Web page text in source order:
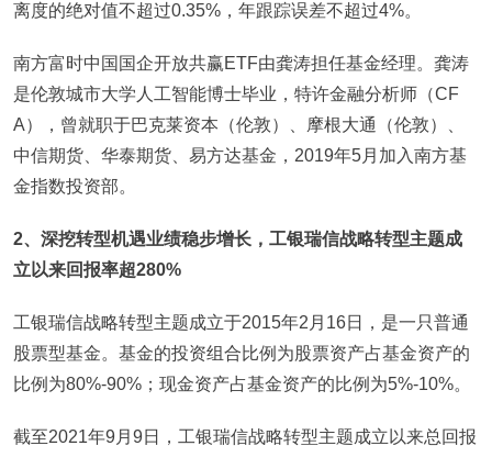
离度的绝对值不超过0.35%，年跟踪误差不超过4%。
南方富时中国国企开放共赢ETF由龚涛担任基金经理。龚涛
是伦敦城市大学人工智能博士毕业，特许金融分析师（CF
A），曾就职于巴克莱资本（伦敦）、摩根大通（伦敦）、
中信期货、华泰期货、易方达基金，2019年5月加入南方基
金指数投资部。
2、深挖转型机遇业绩稳步增长，工银瑞信战略转型主题成
立以来回报率超280%
工银瑞信战略转型主题成立于2015年2月16日，是一只普通
股票型基金。基金的投资组合比例为股票资产占基金资产的
比例为80%-90%；现金资产占基金资产的比例为5%-10%。
截至2021年9月9日，工银瑞信战略转型主题成立以来总回报